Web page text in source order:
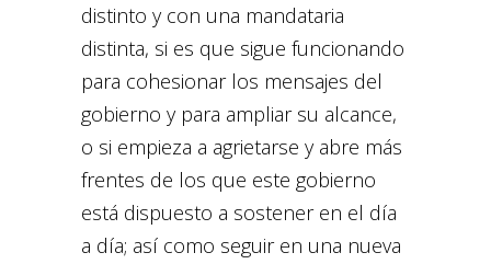
distinto y con una mandataria
distinta, si es que sigue funcionando
para cohesionar los mensajes del
gobierno y para ampliar su alcance,
o si empieza a agrietarse y abre más
frentes de los que este gobierno
está dispuesto a sostener en el día
a día; así como seguir en una nueva